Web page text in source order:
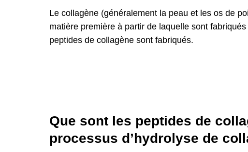
Le collagène (généralement la peau et les os de
matière première à partir de laquelle sont
peptides de collagène sont fabriqués.
Que sont les peptides de
processus d’hydrolyse de